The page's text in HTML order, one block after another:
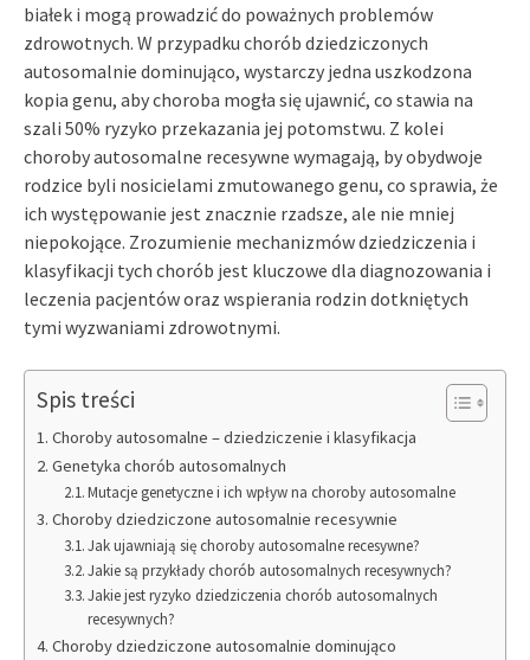
białek i mogą prowadzić do poważnych problemów
zdrowotnych. W przypadku chorób dziedziczonych
autosomalnie dominująco, wystarczy jedna uszkodzona
kopia genu, aby choroba mogła się ujawnić, co stawia na
szali 50% ryzyko przekazania jej potomstwu. Z kolei
choroby autosomalne recesywne wymagają, by obydwoje
rodzice byli nosicielami zmutowanego genu, co sprawia, że
ich występowanie jest znacznie rzadsze, ale nie mniej
niepokojące. Zrozumienie mechanizmów dziedziczenia i
klasyfikacji tych chorób jest kluczowe dla diagnozowania i
leczenia pacjentów oraz wspierania rodzin dotkniętych
tymi wyzwaniami zdrowotnymi.
Spis treści
Choroby autosomalne – dziedziczenie i klasyfikacja
Genetyka chorób autosomalnych
Mutacje genetyczne i ich wpływ na choroby autosomalne
Choroby dziedziczone autosomalnie recesywnie
Jak ujawniają się choroby autosomalne recesywne?
Jakie są przykłady chorób autosomalnych recesywnych?
Jakie jest ryzyko dziedziczenia chorób autosomalnych
recesywnych?
Choroby dziedziczone autosomalnie dominująco